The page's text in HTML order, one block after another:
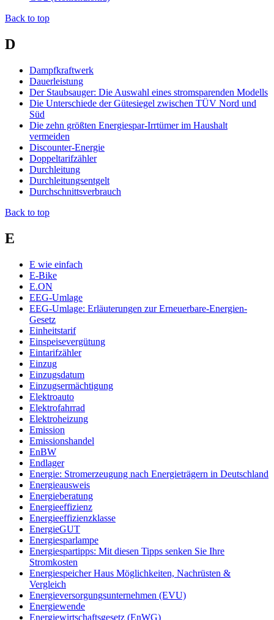
Back to top
D
Dampfkraftwerk
Dauerleistung
Der Staubsauger: Die Auswahl eines stromsparenden Modells
Die Unterschiede der Gütesiegel zwischen TÜV Nord und
Süd
Die zehn größten Energiespar-Irrtümer im Haushalt
vermeiden
Discounter-Energie
Doppeltarifzähler
Durchleitung
Durchleitungsentgelt
Durchschnittsverbrauch
Back to top
E
E wie einfach
E-Bike
E.ON
EEG-Umlage
EEG-Umlage: Erläuterungen zur Erneuerbare-Energien-
Gesetz
Einheitstarif
Einspeisevergütung
Eintarifzähler
Einzug
Einzugsdatum
Einzugsermächtigung
Elektroauto
Elektrofahrrad
Elektroheizung
Emission
Emissionshandel
EnBW
Endlager
Energie: Stromerzeugung nach Energieträgern in Deutschland
Energieausweis
Energieberatung
Energieeffizienz
Energieeffizienzklasse
EnergieGUT
Energiesparlampe
Energiespartipps: Mit diesen Tipps senken Sie Ihre
Stromkosten
Energiespeicher Haus Möglichkeiten, Nachrüsten &
Vergleich
Energieversorgungsunternehmen (EVU)
Energiewende
Energiewirtschaftsgesetz (EnWG)